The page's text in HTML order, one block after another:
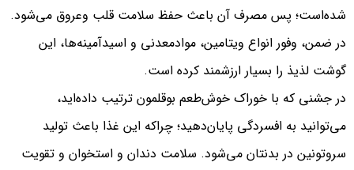
شده‌است؛ پس مصرف آن باعث حفظ سلامت قلب وعروق می‌شود.
در ضمن، وفور انواع ویتامین، موادمعدنی و اسیدآمینه‌ها، این
گوشت لذیذ را بسیار ارزشمند کرده است.
در جشنی که با خوراک خوش‌طعم بوقلمون ترتیب داده‌اید،
می‌توانید به افسردگی پایان‌دهید؛ چراکه این غذا باعث تولید
سروتونین در بدنتان می‌شود. سلامت دندان و استخوان و تقویت